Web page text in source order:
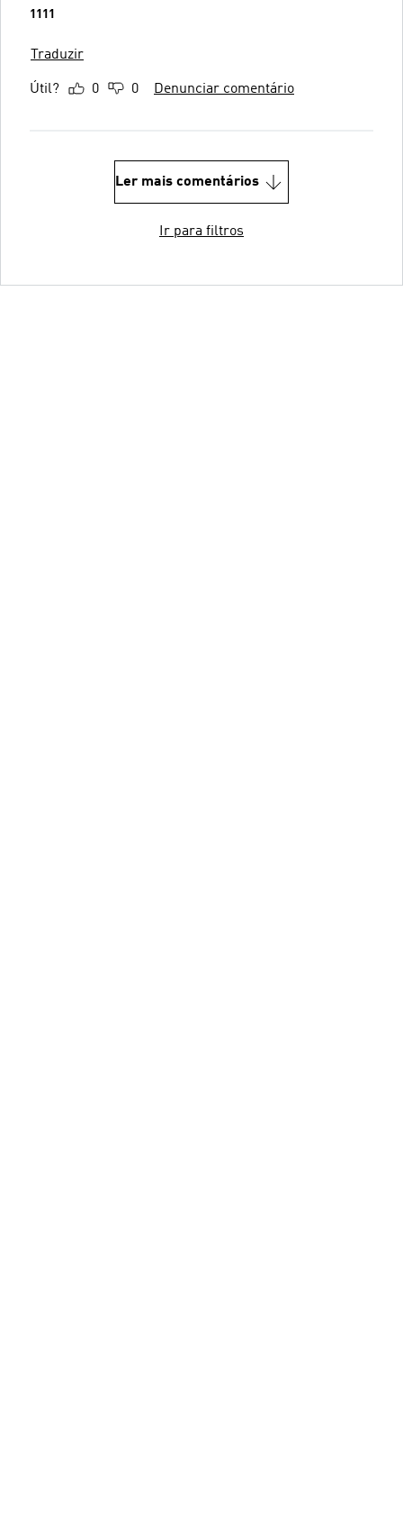
1111
Traduzir
Útil? 0 0 Denunciar comentário
Ler mais comentários
Ir para filtros